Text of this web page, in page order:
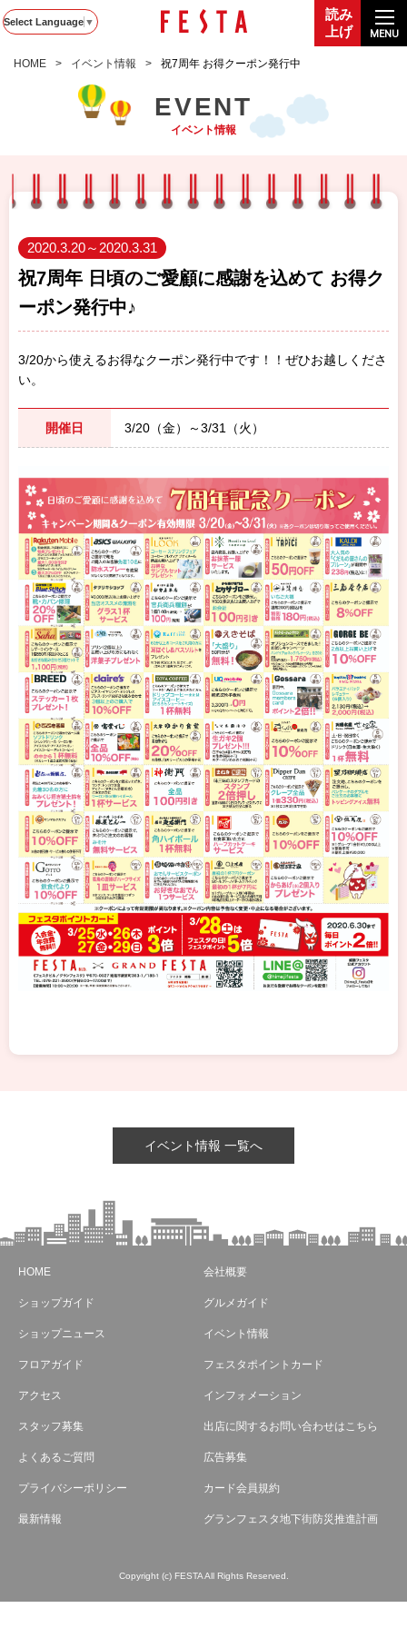
読み
上げ
Select Language ▼
MENU
HOME イベント情報 祝7周年 お得クーポン発行中
EVENT
イベント情報
2020.3.20～2020.3.31
祝7周年 日頃のご愛顧に感謝を込めて お得ク
ーポン発行中♪
3/20から使えるお得なクーポン発行中です！！ぜひお越しくださ
い。
開催日 3/20（金）～3/31（火）
イベント情報 一覧へ
HOME 会社概要
ショップガイド グルメガイド
ショップニュース イベント情報
フロアガイド フェスタポイントカード
アクセス インフォメーション
スタッフ募集 出店に関するお問い合わせはこちら
よくあるご質問 広告募集
プライバシーポリシー カード会員規約
最新情報 グランフェスタ地下街防災推進計画
Copyright (c) FESTA All Rights Reserved.